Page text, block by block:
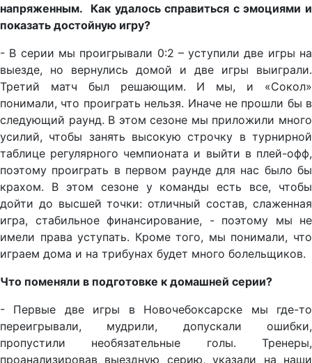
напряженным. Как удалось справиться с эмоциями и
показать достойную игру?
- В серии мы проигрывали 0:2 – уступили две игры на
выезде, но вернулись домой и две игры выиграли.
Третий матч был решающим. И мы, и «Сокол»
понимали, что проиграть нельзя. Иначе не прошли бы в
следующий раунд. В этом сезоне мы приложили много
усилий, чтобы занять высокую строчку в турнирной
таблице регулярного чемпионата и выйти в плей-офф,
поэтому проиграть в первом раунде для нас было бы
крахом. В этом сезоне у команды есть все, чтобы
дойти до высшей точки: отличный состав, слаженная
игра, стабильное финансирование, - поэтому мы не
имели права уступать. Кроме того, мы понимали, что
играем дома и на трибунах будет много болельщиков.
Что поменяли в подготовке к домашней серии?
- Первые две игры в Новочебоксарске мы где-то
переигрывали, мудрили, допускали ошибки,
пропустили необязательные голы. Тренеры,
проанализировав выездную серию, указали на наши